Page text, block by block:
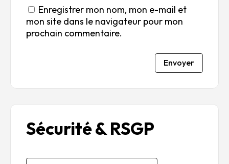
Enregistrer mon nom, mon e-mail et
mon site dans le navigateur pour mon
prochain commentaire.
Envoyer
Sécurité & RSGP